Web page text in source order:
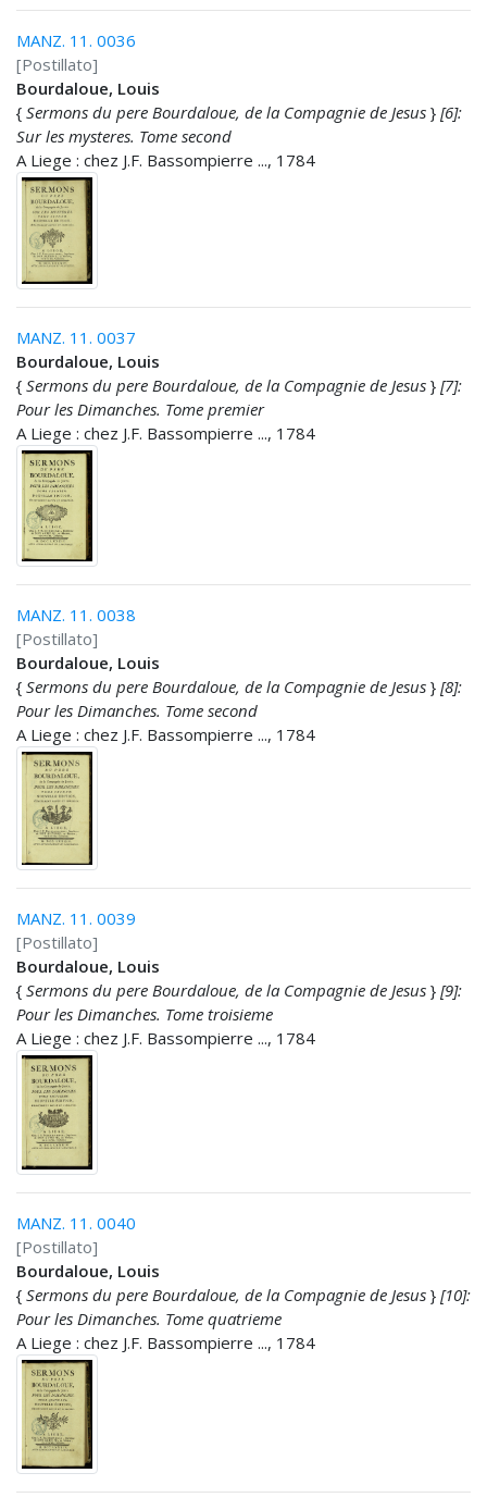
MANZ. 11. 0036
[Postillato]
Bourdaloue, Louis
{ Sermons du pere Bourdaloue, de la Compagnie de Jesus } [6]:
Sur les mysteres. Tome second
A Liege : chez J.F. Bassompierre ..., 1784
MANZ. 11. 0037
Bourdaloue, Louis
{ Sermons du pere Bourdaloue, de la Compagnie de Jesus } [7]:
Pour les Dimanches. Tome premier
A Liege : chez J.F. Bassompierre ..., 1784
MANZ. 11. 0038
[Postillato]
Bourdaloue, Louis
{ Sermons du pere Bourdaloue, de la Compagnie de Jesus } [8]:
Pour les Dimanches. Tome second
A Liege : chez J.F. Bassompierre ..., 1784
MANZ. 11. 0039
[Postillato]
Bourdaloue, Louis
{ Sermons du pere Bourdaloue, de la Compagnie de Jesus } [9]:
Pour les Dimanches. Tome troisieme
A Liege : chez J.F. Bassompierre ..., 1784
MANZ. 11. 0040
[Postillato]
Bourdaloue, Louis
{ Sermons du pere Bourdaloue, de la Compagnie de Jesus } [10]:
Pour les Dimanches. Tome quatrieme
A Liege : chez J.F. Bassompierre ..., 1784